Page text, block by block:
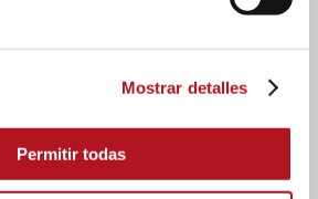
Mostrar detalles
Permitir todas
RO-405 - RO-803